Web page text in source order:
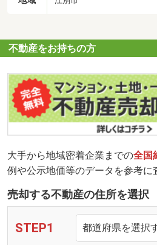
不動産をお持ちの方
大手から地域密着企業までの全国
例や公示地価等のデータを参考に
売却する不動産の住所を選択
STEP1